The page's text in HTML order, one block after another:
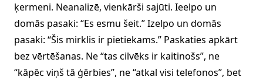
ķermeni. Neanalizē, vienkārši sajūti. Ieelpo un
domās pasaki: “Es esmu šeit.” Izelpo un domās
pasaki: “Šis mirklis ir pietiekams.” Paskaties apkārt
bez vērtēšanas. Ne “tas cilvēks ir kaitinošs”, ne
“kāpēc viņš tā ģērbies”, ne “atkal visi telefonos”, bet